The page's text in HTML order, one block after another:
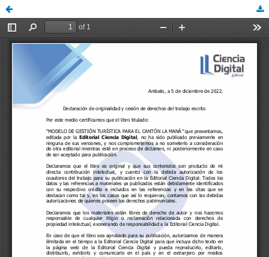
diego94, 02_Carta_de_originalidad_y_cesion_de_derechos_LIBROS.pdf